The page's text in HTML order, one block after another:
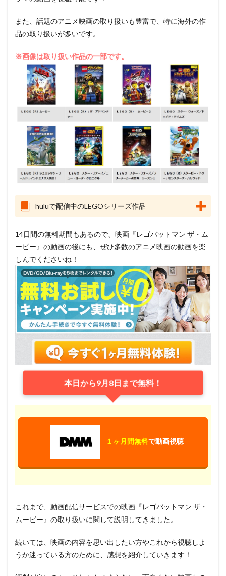
また、話題のアニメ映画の取り扱いも豊富で、特に海外の作
品の取り扱いが多いです。
※画像は取り扱い作品の一部です。
huluで配信中のLEGOシリーズ作品
14日間の無料期間もあるので、映画『レゴバットマン ザ・ム
ービー』の動画の後にも、ぜひ多数のアニメ映画の動画を楽
しんでくださいね！
本日から9月8日まで無料！
１ヶ月間無料で動画視聴
これまで、動画配信サービスでの映画『レゴバットマン ザ・
ムービー』の取り扱いに関して説明してきました。
続いては、映画の内容を思い出したい方やこれから視聴しよ
うか迷っている方のために、感想を紹介していきます！